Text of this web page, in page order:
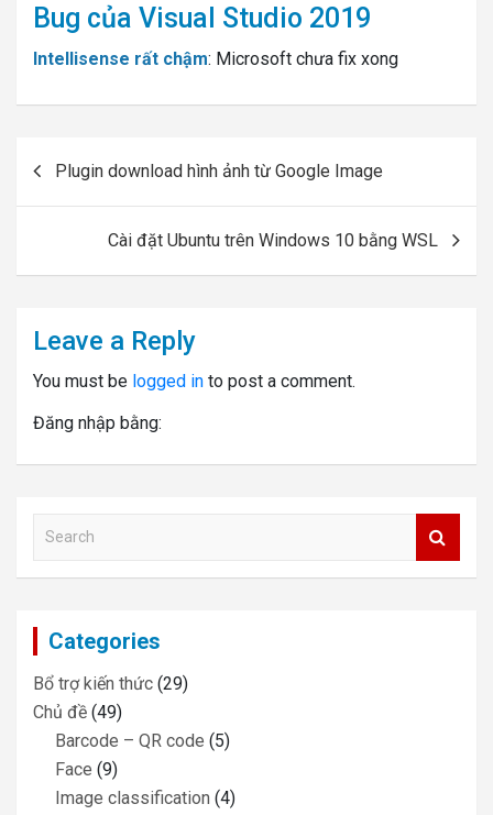
Bug của Visual Studio 2019
Intellisense rất chậm: Microsoft chưa fix xong
navigation
Plugin download hình ảnh từ Google Image
Cài đặt Ubuntu trên Windows 10 bằng WSL
Leave a Reply
You must be logged in to post a comment.
Đăng nhập bằng:
a
Categories
Bổ trợ kiến thức (29)
Chủ đề (49)
Barcode – QR code (5)
Face (9)
Image classification (4)